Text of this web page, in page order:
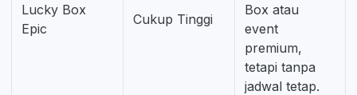
Lucky Box
Epic
Cukup Tinggi
Box atau
event
premium,
tetapi tanpa
jadwal tetap.